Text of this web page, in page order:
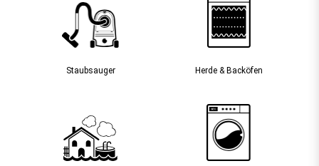
Staubsauger­ Herde & Backöfen